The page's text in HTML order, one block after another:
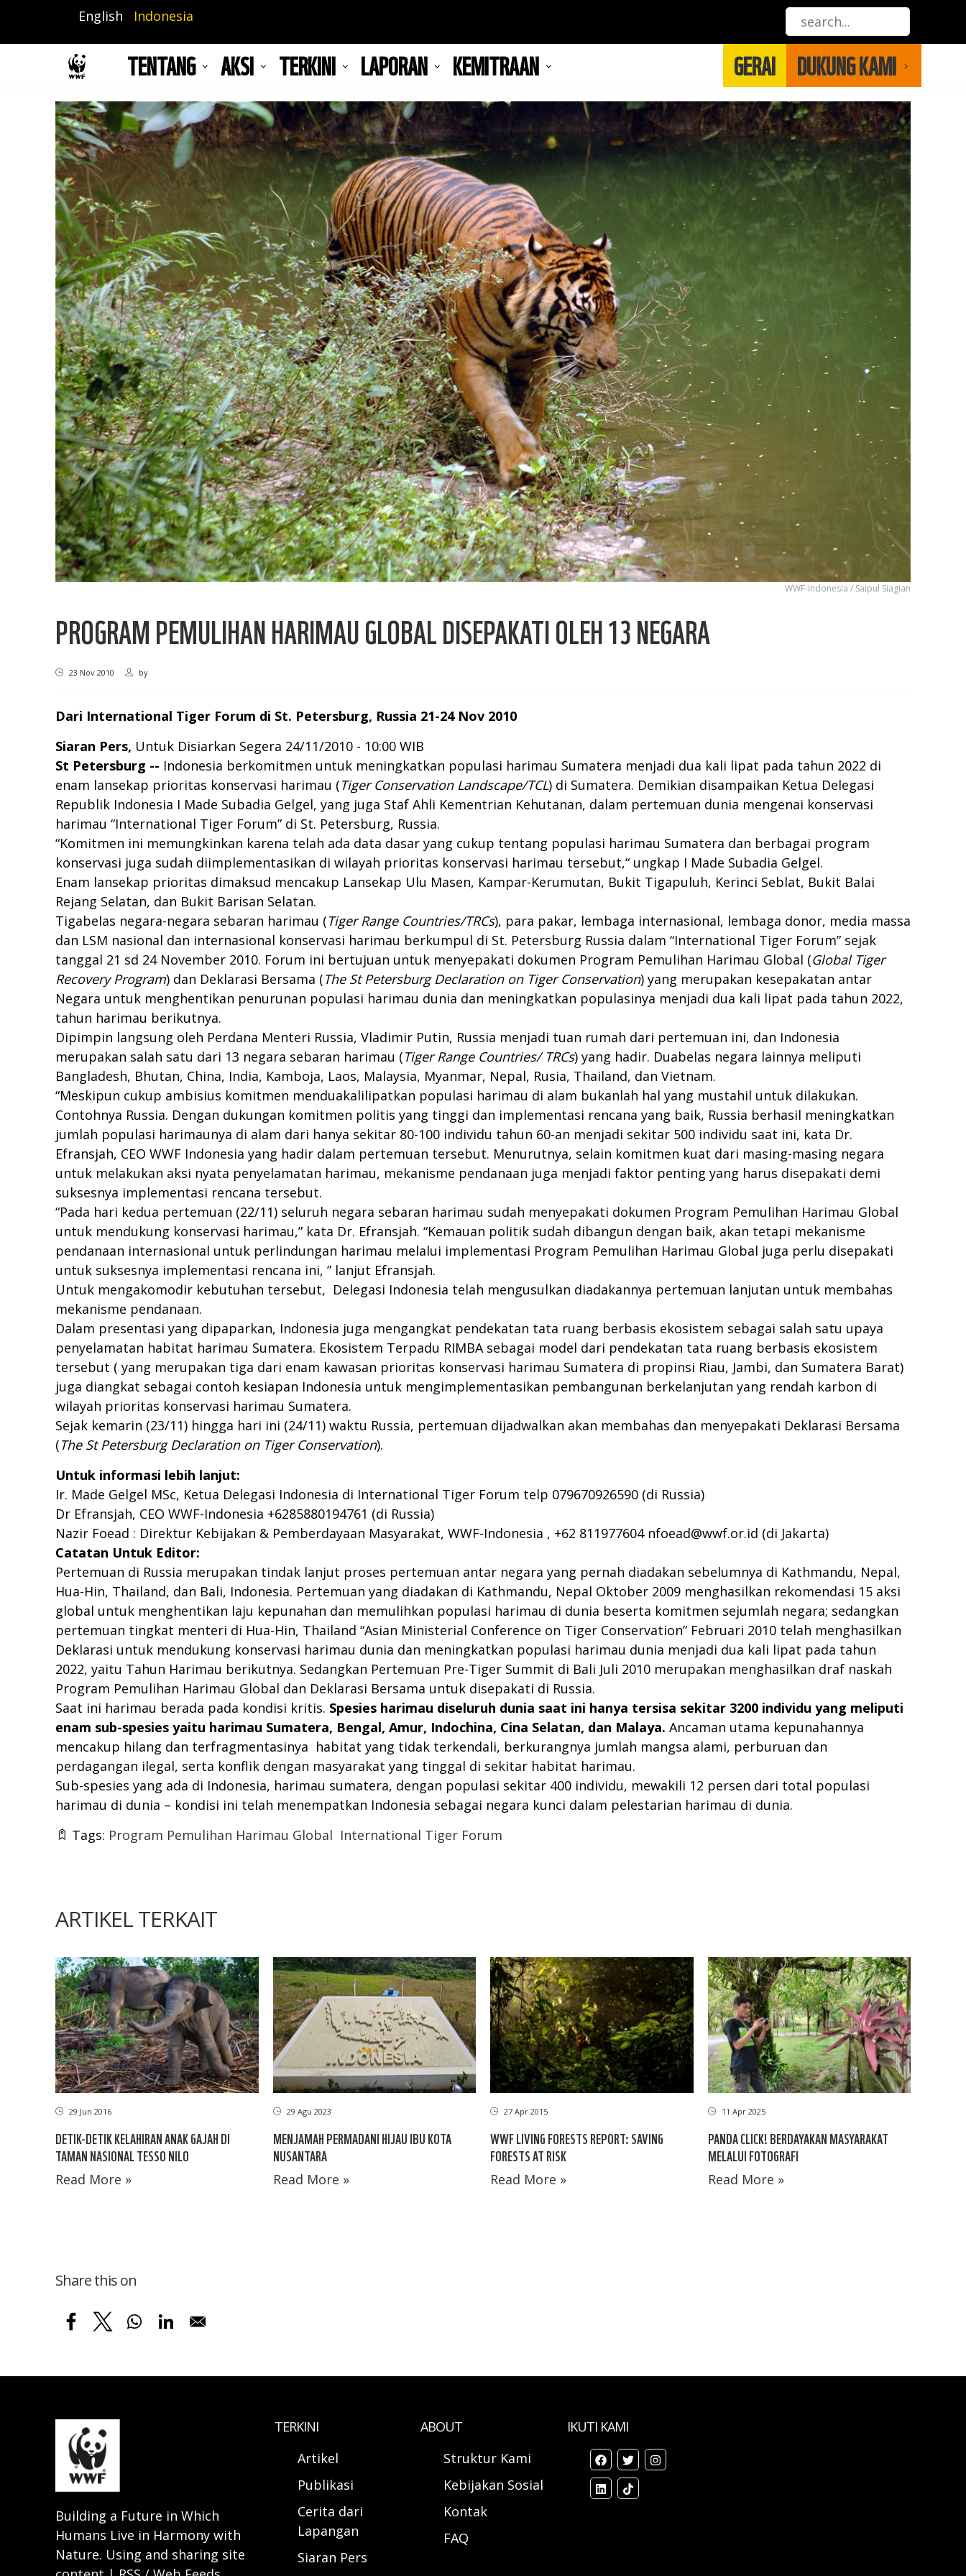
isi
English Indonesia
TENTANG AKSI TERKINI LAPORAN KEMITRAAN GERAI DUKUNG KAMI
WWF-Indonesia / Saipul Siagian
PROGRAM PEMULIHAN HARIMAU GLOBAL DISEPAKATI OLEH 13 NEGARA
23 Nov 2010 by
Dari International Tiger Forum di St. Petersburg, Russia 21-24 Nov 2010
Siaran Pers, Untuk Disiarkan Segera 24/11/2010 - 10:00 WIB
St Petersburg -- Indonesia berkomitmen untuk meningkatkan populasi harimau Sumatera menjadi dua kali lipat pada tahun 2022 di
enam lansekap prioritas konservasi harimau (Tiger Conservation Landscape/TCL) di Sumatera. Demikian disampaikan Ketua Delegasi
Republik Indonesia I Made Subadia Gelgel, yang juga Staf Ahli Kementrian Kehutanan, dalam pertemuan dunia mengenai konservasi
harimau “International Tiger Forum” di St. Petersburg, Russia.
“Komitmen ini memungkinkan karena telah ada data dasar yang cukup tentang populasi harimau Sumatera dan berbagai program
konservasi juga sudah diimplementasikan di wilayah prioritas konservasi harimau tersebut,“ ungkap I Made Subadia Gelgel.
Enam lansekap prioritas dimaksud mencakup Lansekap Ulu Masen, Kampar-Kerumutan, Bukit Tigapuluh, Kerinci Seblat, Bukit Balai
Rejang Selatan, dan Bukit Barisan Selatan.
Tigabelas negara-negara sebaran harimau (Tiger Range Countries/TRCs), para pakar, lembaga internasional, lembaga donor, media massa
dan LSM nasional dan internasional konservasi harimau berkumpul di St. Petersburg Russia dalam “International Tiger Forum” sejak
tanggal 21 sd 24 November 2010. Forum ini bertujuan untuk menyepakati dokumen Program Pemulihan Harimau Global (Global Tiger
Recovery Program) dan Deklarasi Bersama (The St Petersburg Declaration on Tiger Conservation) yang merupakan kesepakatan antar
Negara untuk menghentikan penurunan populasi harimau dunia dan meningkatkan populasinya menjadi dua kali lipat pada tahun 2022,
tahun harimau berikutnya.
Dipimpin langsung oleh Perdana Menteri Russia, Vladimir Putin, Russia menjadi tuan rumah dari pertemuan ini, dan Indonesia
merupakan salah satu dari 13 negara sebaran harimau (Tiger Range Countries/ TRCs) yang hadir. Duabelas negara lainnya meliputi
Bangladesh, Bhutan, China, India, Kamboja, Laos, Malaysia, Myanmar, Nepal, Rusia, Thailand, dan Vietnam.
“Meskipun cukup ambisius komitmen menduakalilipatkan populasi harimau di alam bukanlah hal yang mustahil untuk dilakukan.
Contohnya Russia. Dengan dukungan komitmen politis yang tinggi dan implementasi rencana yang baik, Russia berhasil meningkatkan
jumlah populasi harimaunya di alam dari hanya sekitar 80-100 individu tahun 60-an menjadi sekitar 500 individu saat ini, kata Dr.
Efransjah, CEO WWF Indonesia yang hadir dalam pertemuan tersebut. Menurutnya, selain komitmen kuat dari masing-masing negara
untuk melakukan aksi nyata penyelamatan harimau, mekanisme pendanaan juga menjadi faktor penting yang harus disepakati demi
suksesnya implementasi rencana tersebut.
“Pada hari kedua pertemuan (22/11) seluruh negara sebaran harimau sudah menyepakati dokumen Program Pemulihan Harimau Global
untuk mendukung konservasi harimau,” kata Dr. Efransjah. “Kemauan politik sudah dibangun dengan baik, akan tetapi mekanisme
pendanaan internasional untuk perlindungan harimau melalui implementasi Program Pemulihan Harimau Global juga perlu disepakati
untuk suksesnya implementasi rencana ini, ” lanjut Efransjah.
Untuk mengakomodir kebutuhan tersebut, Delegasi Indonesia telah mengusulkan diadakannya pertemuan lanjutan untuk membahas
mekanisme pendanaan.
Dalam presentasi yang dipaparkan, Indonesia juga mengangkat pendekatan tata ruang berbasis ekosistem sebagai salah satu upaya
penyelamatan habitat harimau Sumatera. Ekosistem Terpadu RIMBA sebagai model dari pendekatan tata ruang berbasis ekosistem
tersebut ( yang merupakan tiga dari enam kawasan prioritas konservasi harimau Sumatera di propinsi Riau, Jambi, dan Sumatera Barat)
juga diangkat sebagai contoh kesiapan Indonesia untuk mengimplementasikan pembangunan berkelanjutan yang rendah karbon di
wilayah prioritas konservasi harimau Sumatera.
Sejak kemarin (23/11) hingga hari ini (24/11) waktu Russia, pertemuan dijadwalkan akan membahas dan menyepakati Deklarasi Bersama
(The St Petersburg Declaration on Tiger Conservation).
Untuk informasi lebih lanjut:
Ir. Made Gelgel MSc, Ketua Delegasi Indonesia di International Tiger Forum telp 079670926590 (di Russia)
Dr Efransjah, CEO WWF-Indonesia +6285880194761 (di Russia)
Nazir Foead : Direktur Kebijakan & Pemberdayaan Masyarakat, WWF-Indonesia , +62 811977604 nfoead@wwf.or.id (di Jakarta)
Catatan Untuk Editor:
Pertemuan di Russia merupakan tindak lanjut proses pertemuan antar negara yang pernah diadakan sebelumnya di Kathmandu, Nepal,
Hua-Hin, Thailand, dan Bali, Indonesia. Pertemuan yang diadakan di Kathmandu, Nepal Oktober 2009 menghasilkan rekomendasi 15 aksi
global untuk menghentikan laju kepunahan dan memulihkan populasi harimau di dunia beserta komitmen sejumlah negara; sedangkan
pertemuan tingkat menteri di Hua-Hin, Thailand “Asian Ministerial Conference on Tiger Conservation” Februari 2010 telah menghasilkan
Deklarasi untuk mendukung konservasi harimau dunia dan meningkatkan populasi harimau dunia menjadi dua kali lipat pada tahun
2022, yaitu Tahun Harimau berikutnya. Sedangkan Pertemuan Pre-Tiger Summit di Bali Juli 2010 merupakan menghasilkan draf naskah
Program Pemulihan Harimau Global dan Deklarasi Bersama untuk disepakati di Russia.
Saat ini harimau berada pada kondisi kritis. Spesies harimau diseluruh dunia saat ini hanya tersisa sekitar 3200 individu yang meliputi
enam sub-spesies yaitu harimau Sumatera, Bengal, Amur, Indochina, Cina Selatan, dan Malaya. Ancaman utama kepunahannya
mencakup hilang dan terfragmentasinya habitat yang tidak terkendali, berkurangnya jumlah mangsa alami, perburuan dan
perdagangan ilegal, serta konflik dengan masyarakat yang tinggal di sekitar habitat harimau.
Sub-spesies yang ada di Indonesia, harimau sumatera, dengan populasi sekitar 400 individu, mewakili 12 persen dari total populasi
harimau di dunia – kondisi ini telah menempatkan Indonesia sebagai negara kunci dalam pelestarian harimau di dunia.
Tags: Program Pemulihan Harimau Global International Tiger Forum
ARTIKEL TERKAIT
29 Jun 2016
DETIK-DETIK KELAHIRAN ANAK GAJAH DI
TAMAN NASIONAL TESSO NILO
Read More »
29 Agu 2023
MENJAMAH PERMADANI HIJAU IBU KOTA
NUSANTARA
Read More »
27 Apr 2015
WWF LIVING FORESTS REPORT: SAVING
FORESTS AT RISK
Read More »
11 Apr 2025
PANDA CLICK! BERDAYAKAN MASYARAKAT
MELALUI FOTOGRAFI
Read More »
Share this on
Building a Future in Which
Humans Live in Harmony with
Nature. Using and sharing site
TERKINI
Artikel
Publikasi
Cerita dari
Lapangan
Siaran Pers
ABOUT
Struktur Kami
Kebijakan Sosial
Kontak
FAQ
IKUTI KAMI